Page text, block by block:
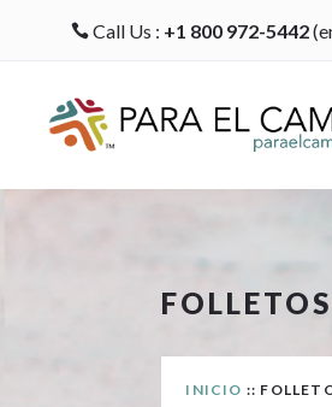
Call Us : +1 800 972-5442
FOLLETOS
INICIO ::